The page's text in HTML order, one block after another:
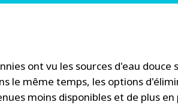
ont vu les sources d'eau
le même temps, les options
moins disponibles et de plus en